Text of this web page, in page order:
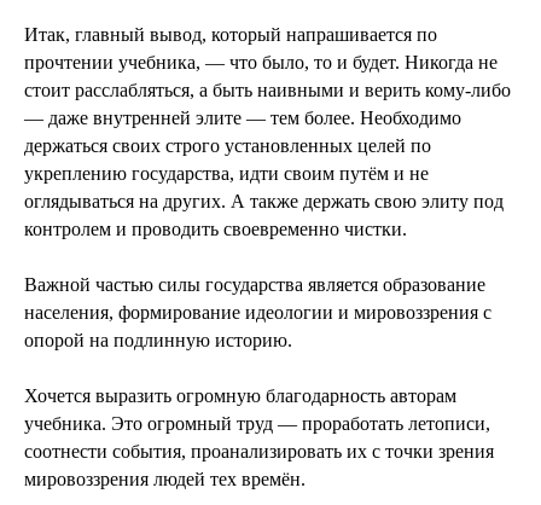
Итак, главный вывод, который напрашивается по
прочтении учебника, — что было, то и будет. Никогда не
стоит расслабляться, а быть наивными и верить кому-либо
— даже внутренней элите — тем более. Необходимо
держаться своих строго установленных целей по
укреплению государства, идти своим путём и не
оглядываться на других. А также держать свою элиту под
контролем и проводить своевременно чистки.
Важной частью силы государства является образование
населения, формирование идеологии и мировоззрения с
опорой на подлинную историю.
Хочется выразить огромную благодарность авторам
учебника. Это огромный труд — проработать летописи,
соотнести события, проанализировать их с точки зрения
мировоззрения людей тех времён.